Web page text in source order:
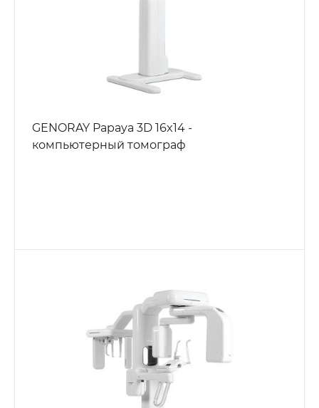
GENORAY Papaya 3D 16x14 -
компьютерный томограф